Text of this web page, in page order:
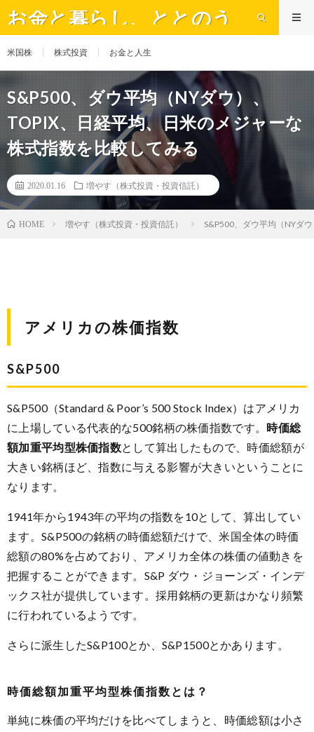
お金と暮らし、ととのう
米国株 株式投資 お金と人生
S&P500、ダウ平均（NYダウ）、
TOPIX、日経平均、日米のメジャーな
株式指数を比較してみる
2020.01.16 増やす（株式投資・投資信託）
HOME 増やす（株式投資・投資信託） S&P500、ダウ平均（NYダ
アメリカの株価指数
S&P500
S&P500（Standard & Poor’s 500 Stock Index）はアメリカ
に上場している代表的な500銘柄の株価指数です。 時価総
額加重平均型株価指数として算出したもので、時価総額が
大きい銘柄ほど、指数に与える影響が大きいということに
なります。
1941年から1943年の平均の指数を10として、算出してい
ます。S&P500の銘柄の時価総額だけで、米国全体の時価
総額の80%を占めており、アメリカ全体の株価の値動きを
把握することができます。S&P ダウ・ジョーンズ・インデ
ックス社が提供しています。採用銘柄の更新はかなり頻繁
に行われているようです。
さらに派生したS&P100とか、S&P1500とかあります。
時価総額加重平均型株価指数とは？
単純に株価の平均だけを比べてしまうと、時価総額は小さ